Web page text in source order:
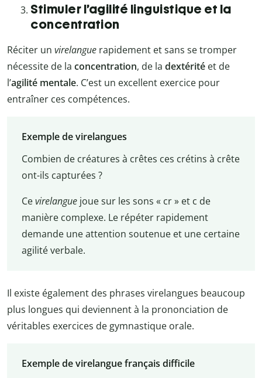
Stimuler l’agilité linguistique et la
concentration
Réciter un virelangue rapidement et sans se tromper
nécessite de la concentration, de la dextérité et de
l’agilité mentale. C’est un excellent exercice pour
entraîner ces compétences.
Exemple de virelangues
Combien de créatures à crêtes ces crétins à crête
ont-ils capturées ?
Cevirelangue joue sur les sons « cr » et c de
manière complexe. Le répéter rapidement
demande une attention soutenue et une certaine
agilité verbale.
Il existe également des phrases virelangues beaucoup
plus longues qui deviennent à la prononciation de
véritables exercices de gymnastique orale.
Exemple de virelangue français difficile